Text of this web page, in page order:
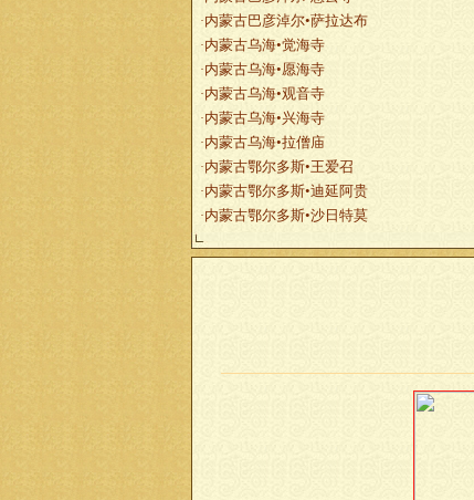
·内蒙古巴彦淖尔•萨拉达布
·内蒙古乌海•觉海寺
·内蒙古乌海•愿海寺
·内蒙古乌海•观音寺
·内蒙古乌海•兴海寺
·内蒙古乌海•拉僧庙
·内蒙古鄂尔多斯•王爱召
·内蒙古鄂尔多斯•迪延阿贵
·内蒙古鄂尔多斯•沙日特莫